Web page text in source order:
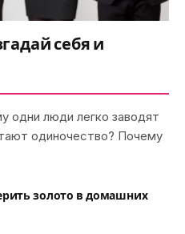
себя и
одни люди легко заводят
одиночество? Почему
золото в домашних